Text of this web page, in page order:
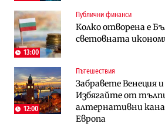
13:00
Публични финанси
Колко отворена е
световната
12:00
Пътешествия
Забравете Венеция
Избягайте от
алтернативни
Европа
Трафикът толкова е
медии обмислят да
напълно от Google
Пазарът на труда
охлажда, а три
надолу
Кабинетът иска да
за износ на дизел и
Интервю |
от решаването на
потребителите